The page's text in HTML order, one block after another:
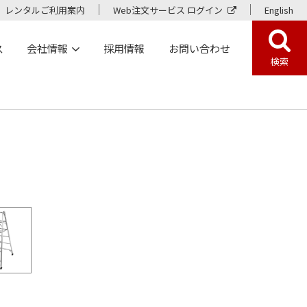
レンタルご利用案内 Web注文サービス ログイン English
会社情報 採用情報 お問い合わせ
検索